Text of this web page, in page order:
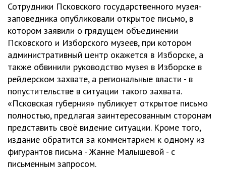
Сотрудники Псковского государственного музея-
заповедника опубликовали открытое письмо, в
котором заявили о грядущем объединении
Псковского и Изборского музеев, при котором
административный центр окажется в Изборске, а
также обвинили руководство музея в Изборске в
рейдерском захвате, а региональные власти - в
попустительстве в ситуации такого захвата.
«Псковская губерния» публикует открытое письмо
полностью, предлагая заинтересованным сторонам
представить своё видение ситуации. Кроме того,
издание обратится за комментарием к одному из
фигурантов письма - Жанне Малышевой - с
письменным запросом.